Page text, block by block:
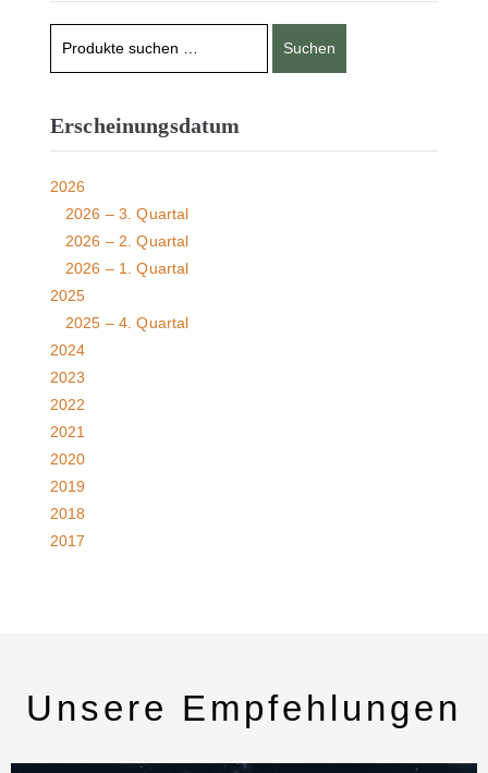
Suchen
Erscheinungsdatum
2026
2026 – 3. Quartal
2026 – 2. Quartal
2026 – 1. Quartal
2025
2025 – 4. Quartal
2024
2023
2022
2021
2020
2019
2018
2017
Unsere Empfehlungen